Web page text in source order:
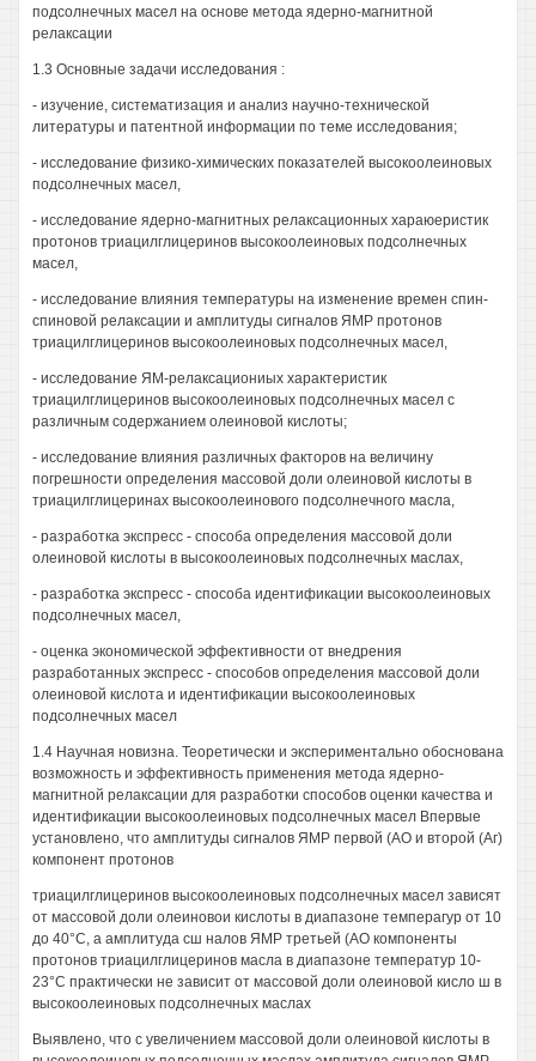
подсолнечных масел на основе метода ядерно-магнитной
релаксации
1.3 Основные задачи исследования :
- изучение, систематизация и анализ научно-технической
литературы и патентной информации по теме исследования;
- исследование физико-химических показателей высокоолеиновых
подсолнечных масел,
- исследование ядерно-магнитных релаксационных хараюеристик
протонов триацилглицеринов высокоолеиновых подсолнечных
масел,
- исследование влияния температуры на изменение времен спин-
спиновой релаксации и амплитуды сигналов ЯМР протонов
триацилглицеринов высокоолеиновых подсолнечных масел,
- исследование ЯМ-релаксациониых характеристик
триацилглицеринов высокоолеиновых подсолнечных масел с
различным содержанием олеиновой кислоты;
- исследование влияния различных факторов на величину
погрешности определения массовой доли олеиновой кислоты в
триацилглицеринах высокоолеинового подсолнечного масла,
- разработка экспресс - способа определения массовой доли
олеиновой кислоты в высокоолеиновых подсолнечных маслах,
- разработка экспресс - способа идентификации высокоолеиновых
подсолнечных масел,
- оценка экономической эффективности от внедрения
разработанных экспресс - способов определения массовой доли
олеиновой кислота и идентификации высокоолеиновых
подсолнечных масел
1.4 Научная новизна. Теоретически и экспериментально обоснована
возможность и эффективность применения метода ядерно-
магнитной релаксации для разработки способов оценки качества и
идентификации высокоолеиновых подсолнечных масел Впервые
установлено, что амплитуды сигналов ЯМР первой (АО и второй (Аг)
компонент протонов
триацилглицеринов высокоолеиновых подсолнечных масел зависят
от массовой доли олеиновои кислоты в диапазоне темперагур от 10
до 40°С, а амплитуда сш налов ЯМР третьей (АО компоненты
протонов триацилглицеринов масла в диапазоне температур 10-
23°С практически не зависит от массовой доли олеиновой кисло ш в
высокоолеиновых подсолнечных маслах
Выявлено, что с увеличением массовой доли олеиновой кислоты в